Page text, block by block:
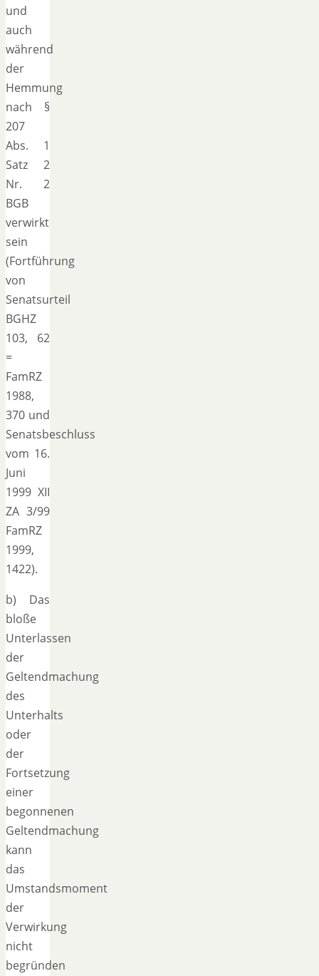
und
auch
während
der
Hemmung
nach §
207
Abs. 1
Satz 2
Nr. 2
BGB
verwirkt
sein
(Fortführung
von
Senatsurteil
BGHZ
103, 62
=
FamRZ
1988,
370 und
Senatsbeschluss
vom 16.
Juni
1999 XII
ZA 3/99
FamRZ
1999,
1422).
b) Das
bloße
Unterlassen
der
Geltendmachung
des
Unterhalts
oder
der
Fortsetzung
einer
begonnenen
Geltendmachung
kann
das
Umstandsmoment
der
Verwirkung
nicht
begründen